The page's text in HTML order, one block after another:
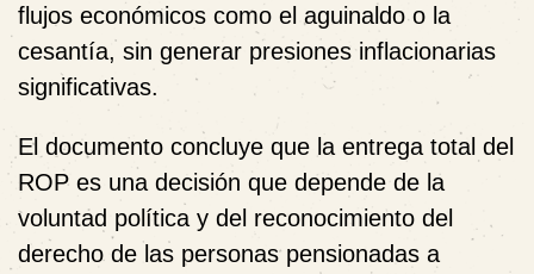
flujos económicos como el aguinaldo o la
cesantía, sin generar presiones inflacionarias
significativas.
El documento concluye que la entrega total del
ROP es una decisión que depende de la
voluntad política y del reconocimiento del
derecho de las personas pensionadas a